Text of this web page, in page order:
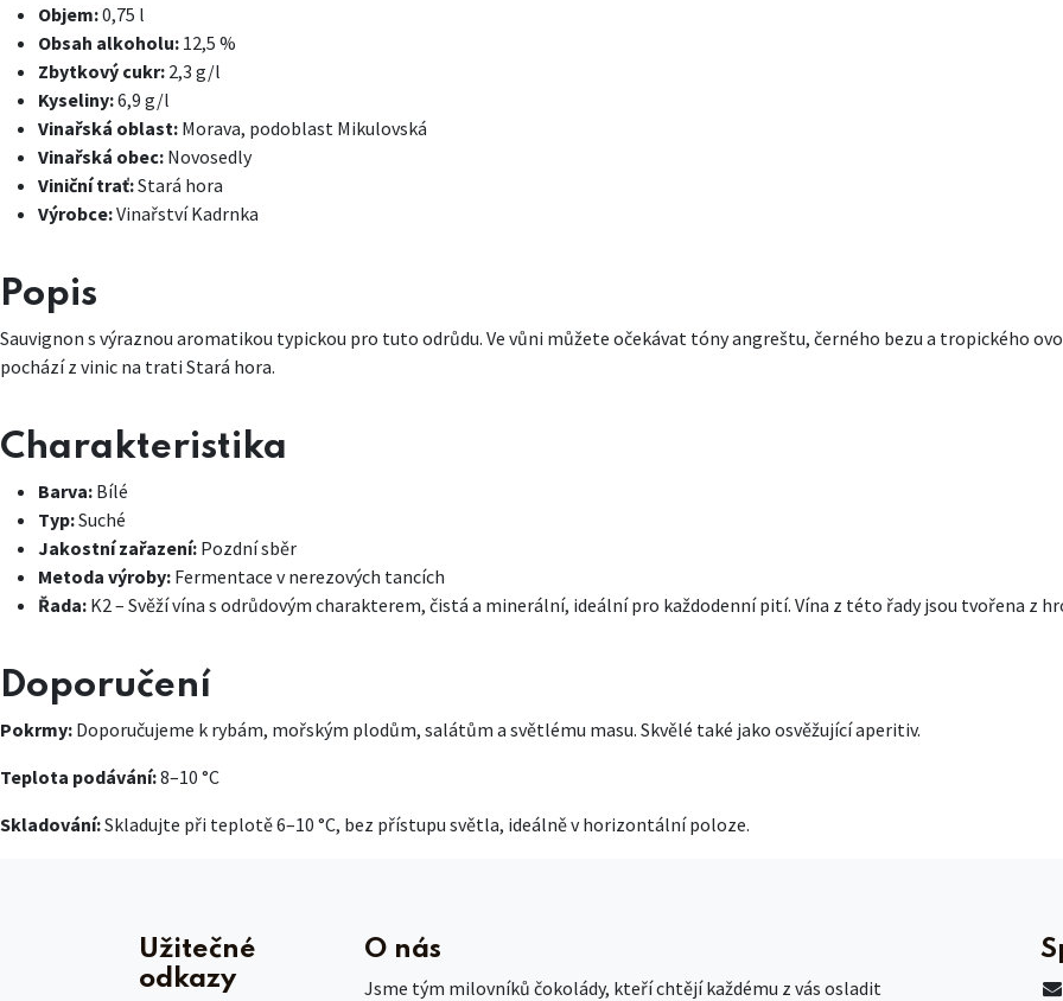
Objem:0,75 l
Obsah alkoholu: 12,5 %
Zbytkový cukr: 2,3 g/l
Kyseliny:6,9 g/l
Vinařská oblast: Morava, podoblast Mikulovská
Vinařská obec: Novosedly
Viniční trať:Stará hora
Výrobce:Vinařství Kadrnka
Popis
Sauvignon s výraznou aromatikou typickou pro tuto odrůdu. Ve vůni můžete očekávat tóny angreštu, černého bezu a tropického
pochází z vinic na trati Stará hora.
Charakteristika
Barva: Bílé
Typ:Suché
Jakostní zařazení: Pozdní sběr
Metoda výroby: Fermentace v nerezových tancích
Řada: K2 – Svěží vína s odrůdovým charakterem, čistá a minerální, ideální pro každodenní pití. Vína z této řady jsou tvořena z
Doporučení
Pokrmy: Doporučujeme k rybám, mořským plodům, salátům a světlému masu. Skvělé také jako osvěžující aperitiv.
Teplota podávání:8–10 °C
Skladování:Skladujte při teplotě 6–10 °C, bez přístupu světla, ideálně v horizontální poloze.
Užitečné
odkazy
O nás
Jsme tým milovníků čokolády, kteří chtějí každému z vás osladit